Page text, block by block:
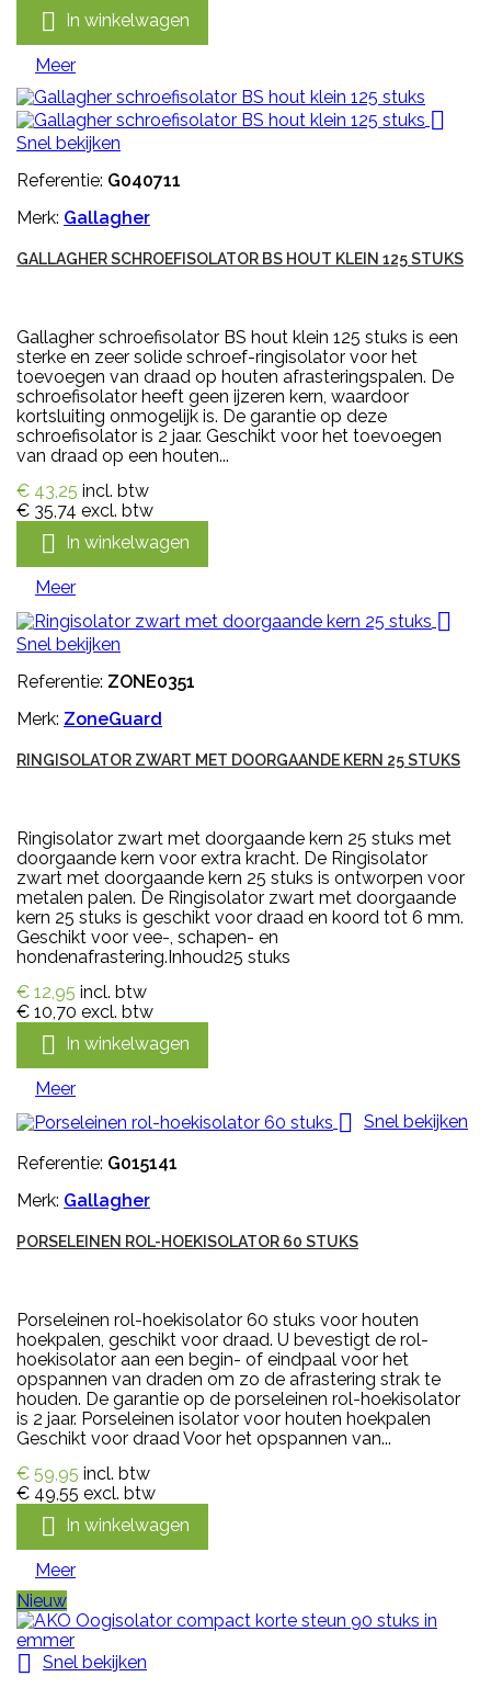
 In winkelwagen
Meer

Snel bekijken
Referentie: G040711
Merk: Gallagher
GALLAGHER SCHROEFISOLATOR BS HOUT KLEIN 125 STUKS
Gallagher schroefisolator BS hout klein 125 stuks is een
sterke en zeer solide schroef-ringisolator voor het
toevoegen van draad op houten afrasteringspalen. De
schroefisolator heeft geen ijzeren kern, waardoor
kortsluiting onmogelijk is. De garantie op deze
schroefisolator is 2 jaar. Geschikt voor het toevoegen
van draad op een houten...
€ 43,25 incl. btw
€ 35,74 excl. btw
 In winkelwagen
Meer

Snel bekijken
Referentie: ZONE0351
Merk: ZoneGuard
RINGISOLATOR ZWART MET DOORGAANDE KERN 25 STUKS
Ringisolator zwart met doorgaande kern 25 stuks met
doorgaande kern voor extra kracht. De Ringisolator
zwart met doorgaande kern 25 stuks is ontworpen voor
metalen palen. De Ringisolator zwart met doorgaande
kern 25 stuks is geschikt voor draad en koord tot 6 mm.
Geschikt voor vee-, schapen- en
hondenafrastering.Inhoud25 stuks
€ 12,95 incl. btw
€ 10,70 excl. btw
 In winkelwagen
Meer
 Snel bekijken
Referentie: G015141
Merk: Gallagher
PORSELEINEN ROL-HOEKISOLATOR 60 STUKS
Porseleinen rol-hoekisolator 60 stuks voor houten
hoekpalen, geschikt voor draad. U bevestigt de rol-
hoekisolator aan een begin- of eindpaal voor het
opspannen van draden om zo de afrastering strak te
houden. De garantie op de porseleinen rol-hoekisolator
is 2 jaar. Porseleinen isolator voor houten hoekpalen
Geschikt voor draad Voor het opspannen van...
€ 59,95 incl. btw
€ 49,55 excl. btw
 In winkelwagen
Meer
Nieuw
 Snel bekijken